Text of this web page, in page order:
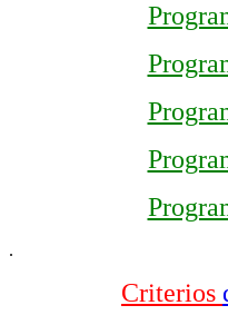
.
Criterios